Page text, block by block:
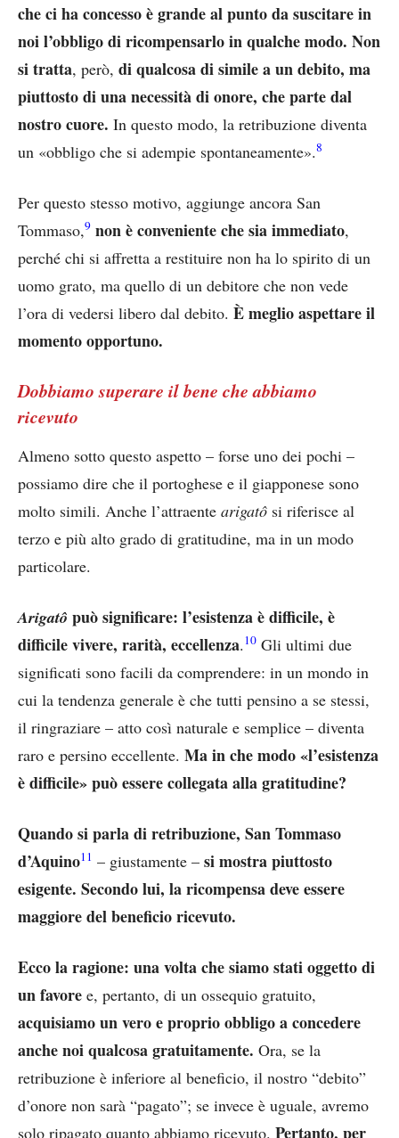
che ci ha concesso è grande al punto da suscitare in
noi l’obbligo di ricompensarlo in qualche modo. Non
si tratta, però, di qualcosa di simile a un debito, ma
piuttosto di una necessità di onore, che parte dal
nostro cuore. In questo modo, la retribuzione diventa
un «obbligo che si adempie spontaneamente».8
Per questo stesso motivo, aggiunge ancora San
Tommaso,9 non è conveniente che sia immediato,
perché chi si affretta a restituire non ha lo spirito di un
uomo grato, ma quello di un debitore che non vede
l’ora di vedersi libero dal debito. È meglio aspettare il
momento opportuno.
Dobbiamo superare il bene che abbiamo
ricevuto
Almeno sotto questo aspetto – forse uno dei pochi –
possiamo dire che il portoghese e il giapponese sono
molto simili. Anche l’attraente arigatô si riferisce al
terzo e più alto grado di gratitudine, ma in un modo
particolare.
Arigatô può significare: l’esistenza è difficile, è
difficile vivere, rarità, eccellenza.10 Gli ultimi due
significati sono facili da comprendere: in un mondo in
cui la tendenza generale è che tutti pensino a se stessi,
il ringraziare – atto così naturale e semplice – diventa
raro e persino eccellente. Ma in che modo «l’esistenza
è difficile» può essere collegata alla gratitudine?
Quando si parla di retribuzione, San Tommaso
d’Aquino11 – giustamente – si mostra piuttosto
esigente. Secondo lui, la ricompensa deve essere
maggiore del beneficio ricevuto.
Ecco la ragione: una volta che siamo stati oggetto di
un favore e, pertanto, di un ossequio gratuito,
acquisiamo un vero e proprio obbligo a concedere
anche noi qualcosa gratuitamente. Ora, se la
retribuzione è inferiore al beneficio, il nostro “debito”
d’onore non sarà “pagato”; se invece è uguale, avremo
solo ripagato quanto abbiamo ricevuto. Pertanto, per